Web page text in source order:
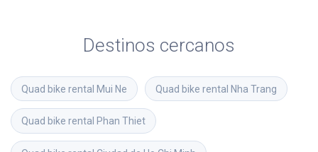
Destinos cercanos
Quad bike rental Mui Ne Quad bike rental Nha Trang
Quad bike rental Phan Thiet